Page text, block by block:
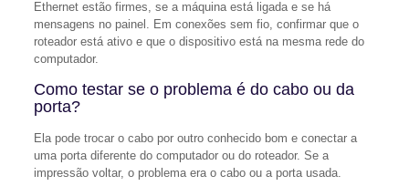
Ethernet estão firmes, se a máquina está ligada e se há
mensagens no painel. Em conexões sem fio, confirmar que o
roteador está ativo e que o dispositivo está na mesma rede do
computador.
Como testar se o problema é do cabo ou da
porta?
Ela pode trocar o cabo por outro conhecido bom e conectar a
uma porta diferente do computador ou do roteador. Se a
impressão voltar, o problema era o cabo ou a porta usada.